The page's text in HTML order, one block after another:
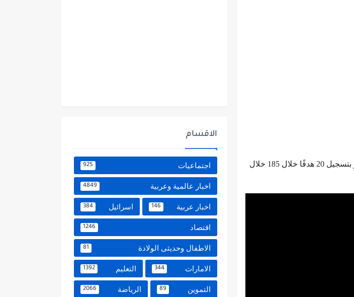
استطاع هداف الدوري الإنجليزي مهاجم فريق مان سيتي، في تحقيق رقم مميز بتسجيل 20 هدفًا خلال 185 خلال
الاقسام
اجتماعيات 925
اخبار عالمية وعربية 4849
اخبار عربية 146 اسرائيل 384
اقتصاد 1246
الاطفال وحديثى الولادة 81
الامارات 344 التعليم 1392
التموين 89 الرياضة 2066